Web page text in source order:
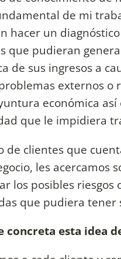
de mi
hacer un
que pudieran
de sus ingresos a
externos o
económica así
que le impidiera
de clientes que
les acercamos
los posibles riesgos
que pudiera tener
concreta esta idea